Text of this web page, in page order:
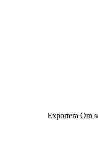
Exportera Om